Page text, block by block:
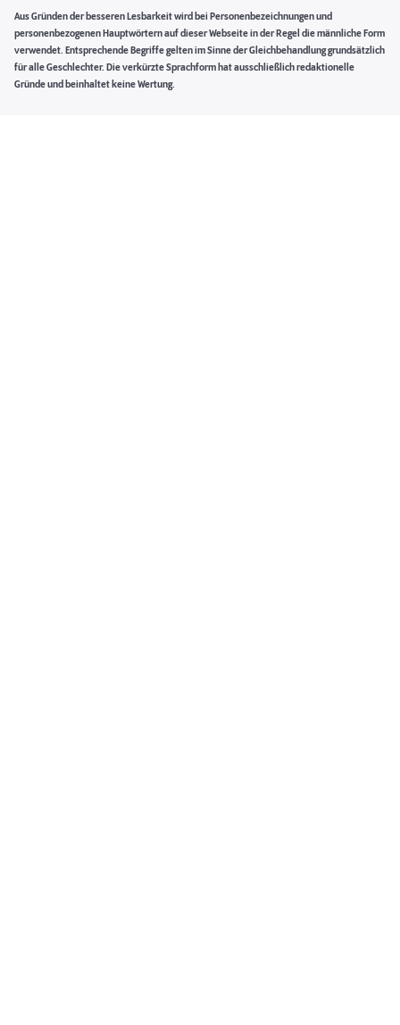
Aus Gründen der besseren Lesbarkeit wird bei Personenbezeichnungen und
personenbezogenen Hauptwörtern auf dieser Webseite in der Regel die männliche Form
verwendet. Entsprechende Begriffe gelten im Sinne der Gleichbehandlung grundsätzlich
für alle Geschlechter. Die verkürzte Sprachform hat ausschließlich redaktionelle
Gründe und beinhaltet keine Wertung.